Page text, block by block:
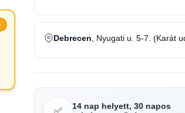
Debrecen , Nyugati u. 5-7. (Karát
✅
14 nap helyett, 30 napos